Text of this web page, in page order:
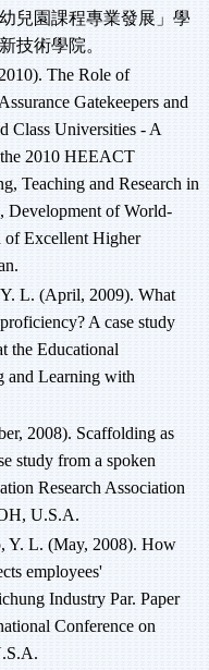
幼兒園課程專業發展」學
技術學院。
The Role of
Gatekeepers and
Class Universities - A
the 2010 HEEACT
Teaching and Research in
Development of World-
of Excellent Higher
L. (April, 2009). What
A case study
the Educational
and Learning with
2008). Scaffolding as
study from a spoken
Research Association
U.S.A.
Y. L. (May, 2008). How
employees'
Industry Par. Paper
Conference on